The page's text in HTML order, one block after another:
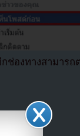
ช่องทางสามา